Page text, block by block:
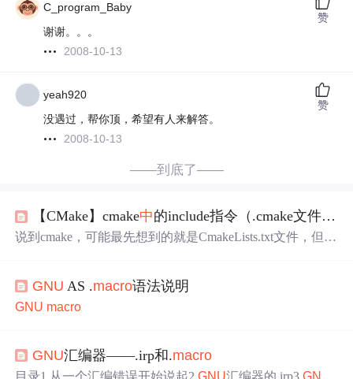
C_program_Baby
谢谢。。。
2008-10-13
赞
yeah920
没遇过，帮你顶，希望有人来解答。
2008-10-13
赞
——到底了——
【CMake】cmake中的include指令（.cmake文件/
说到cmake，可能最先想到的就是CmakeLists.txt文件，但是
正统文件，而CmakeLists.txt并不是。 但其实，CmakeLists.t
xt才是cmake的正统文件，而.cmake文件是一个模块文件，
GNU AS .macro语法说明
GNU macro
GNU汇编器——.irp和.macro
目录1 从一个汇编错误开始说起2GNU汇编器的.irp3GNU